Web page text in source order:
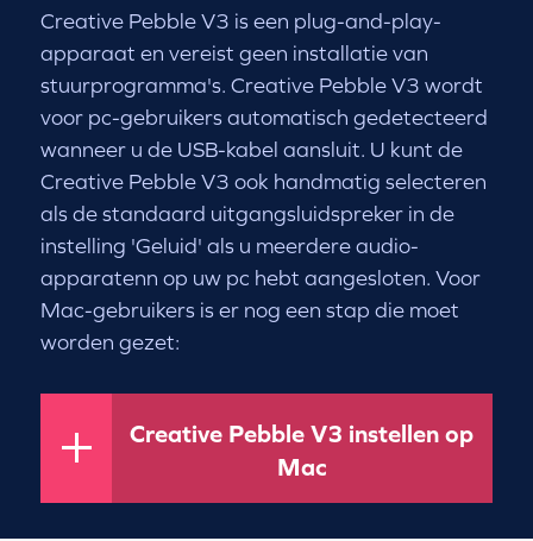
Creative Pebble V3 is een plug-and-play-
apparaat en vereist geen installatie van
stuurprogramma's. Creative Pebble V3 wordt
voor pc-gebruikers automatisch gedetecteerd
wanneer u de USB-kabel aansluit. U kunt de
Creative Pebble V3 ook handmatig selecteren
als de standaard uitgangsluidspreker in de
instelling 'Geluid' als u meerdere audio-
apparatenn op uw pc hebt aangesloten. Voor
Mac-gebruikers is er nog een stap die moet
worden gezet:
Creative Pebble V3 instellen op
Mac